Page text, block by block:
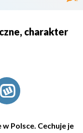
charakter
Polsce. Cechuje je